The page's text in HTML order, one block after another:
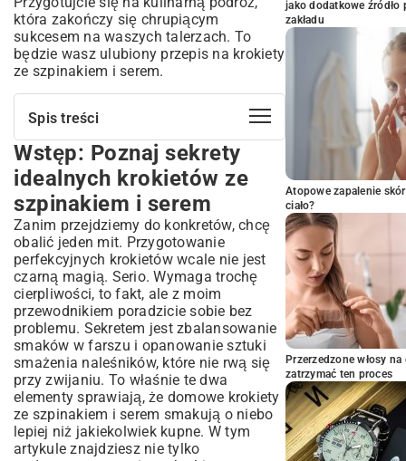
która zakończy się chrupiącym
sukcesem na waszych talerzach. To
będzie wasz ulubiony przepis na krokiety
ze szpinakiem i serem.
Spis treści
Wstęp: Poznaj sekrety idealnych
krokietów ze szpinakiem i serem
Krokiety ze szpinakiem i serem –
Klasyczny przepis krok po kroku
Składniki na perfekcyjne krokiety
Jak przygotować aromatyczny farsz
szpinakowo-serowy?
Sztuka smażenia cieniutkich naleśników
Perfekcyjne zwijanie i panierowanie
Smażenie na złoty kolor i sposoby
podawania
Kreatywne wariacje na temat krokietów
szpinakowo-serowych
Krokiety pieczone – lżejsza alternatywa dla
tradycyjnych
Opcje wegańskie i bezglutenowe
Wstęp: Poznaj sekrety
idealnych krokietów ze
szpinakiem i serem
Zanim przejdziemy do konkretów, chcę
obalić jeden mit. Przygotowanie
perfekcyjnych krokietów wcale nie jest
czarną magią. Serio. Wymaga trochę
cierpliwości, to fakt, ale z moim
przewodnikiem poradzicie sobie bez
problemu. Sekretem jest zbalansowanie
smaków w farszu i opanowanie sztuki
smażenia naleśników, które nie rwą się
przy zwijaniu. To właśnie te dwa
elementy sprawiają, że domowe krokiety
ze szpinakiem i serem smakują o niebo
lepiej niż jakiekolwiek kupne. W tym
artykule znajdziesz nie tylko
jako dodatkowe
zakładu
Atopowe zapalenie
ciało?
Przerzedzone włosy
zatrzymać ten proces